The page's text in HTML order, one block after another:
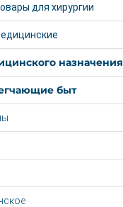
для хирургии
назначения
быт